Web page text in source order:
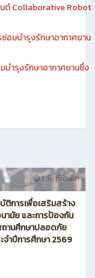
ต์ Collaborative Robot
อมบำรุงรักษาอากาศยาน
ำรุงรักษาอากาศยานซึ่ง
1 วัน ที่ผ่านมา
ติการเพื่อเสริมสร้าง
ามัย และการป้องกัน
านศึกษาปลอดภัย
ำปีการศึกษา 2569